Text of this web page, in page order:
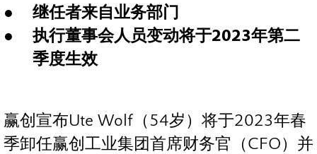
继任者来自业务部门
执行董事会人员变动将于2023年第二
季度生效
赢创宣布Ute Wolf（54岁）将于2023年春
季卸任赢创工业集团首席财务官（CFO）并